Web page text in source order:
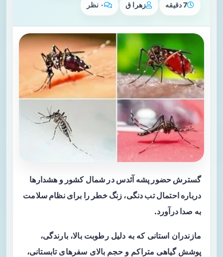
7 دقیقه زهرا ق ۰ نظر
گسترش حضور پشه آئدس در شمال کشور و هشدارها
درباره احتمال تب دنگی، زنگ خطر را برای نظام سلامت
به صدا درآورد.
مازندران استانی که به دلیل رطوبت بالا، بارندگی،
پوشش گیاهی متراکم و حجم بالای سفرهای تابستانی،